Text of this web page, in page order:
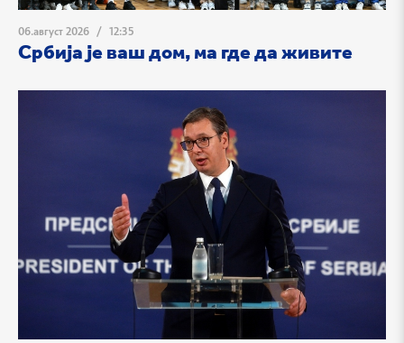
06.август 2026 / 12:35
Србија је ваш дом, ма где да живите